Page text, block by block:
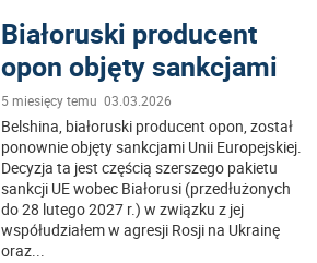
Białoruski producent
opon objęty sankcjami
5 miesięcy temu 03.03.2026
Belshina, białoruski producent opon, został
ponownie objęty sankcjami Unii Europejskiej.
Decyzja ta jest częścią szerszego pakietu
sankcji UE wobec Białorusi (przedłużonych
do 28 lutego 2027 r.) w związku z jej
współudziałem w agresji Rosji na Ukrainę
oraz...